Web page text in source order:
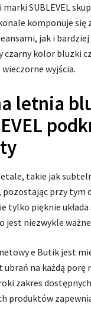
SUBLEVEL
komponuje się
jak i
czarny kolor bluzki
wyjścia.
letnia
takie jak
przy tym
tylko pięknie
jest niezwykle
e Butik jest
na każdą porę
zakres
produktów